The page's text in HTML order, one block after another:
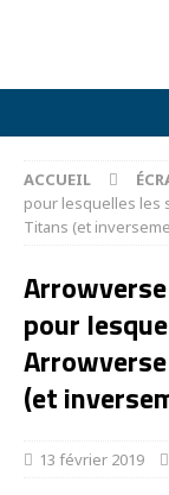
ACCUEIL
pour lesquelles les
Titans (et
pour
(et
13 février 2019